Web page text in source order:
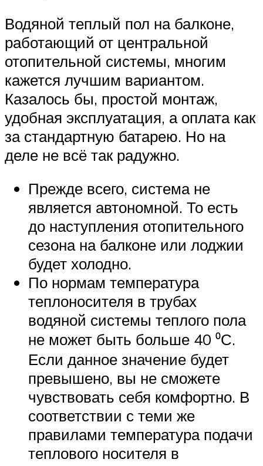
Водяной теплый пол на балконе,
работающий от центральной
отопительной системы, многим
кажется лучшим вариантом.
Казалось бы, простой монтаж,
удобная эксплуатация, а оплата как
за стандартную батарею. Но на
деле не всё так радужно.
Прежде всего, система не
является автономной. То есть
до наступления отопительного
сезона на балконе или лоджии
будет холодно.
По нормам температура
теплоносителя в трубах
водяной системы теплого пола
не может быть больше 40 ⁰С.
Если данное значение будет
превышено, вы не сможете
чувствовать себя комфортно. В
соответствии с теми же
правилами температура подачи
теплового носителя в